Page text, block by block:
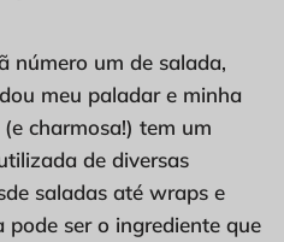
número um de salada,
meu paladar e minha
charmosa!) tem um
de diversas
saladas até wraps e
pode ser o ingrediente que